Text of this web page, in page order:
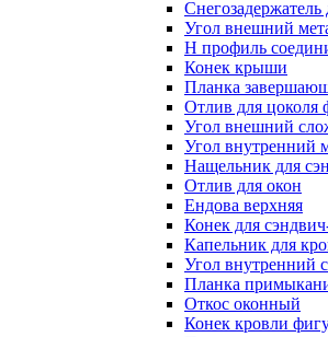
Снегозадержатель
Угол внешний
Н профиль
Конек крыши
Планка
Отлив для цоколя
Угол внешний
Угол внутренний
Нащельник для
Отлив для окон
Ендова верхняя
Конек для
Капельник для
Угол внутренний
Планка
Откос оконный
Конек кровли